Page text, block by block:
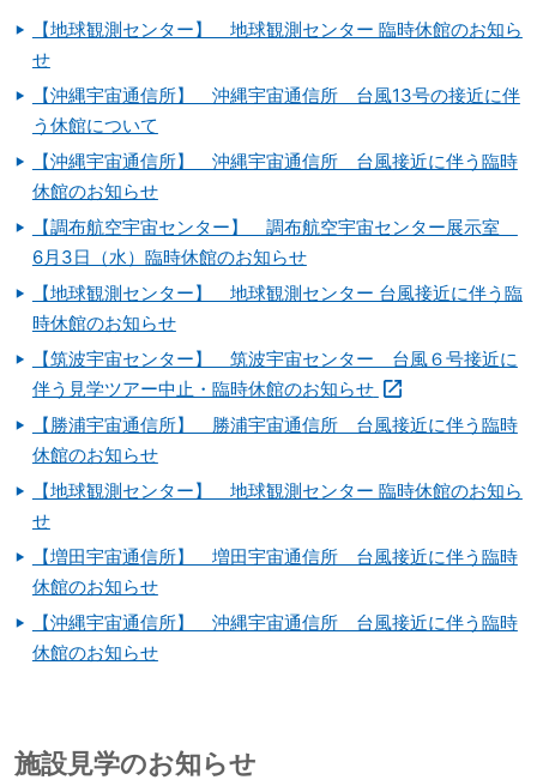
【地球観測センター】 地球観測センター 臨時休館のお知ら
せ
【沖縄宇宙通信所】 沖縄宇宙通信所 台風13号の接近に伴
う休館について
【沖縄宇宙通信所】 沖縄宇宙通信所 台風接近に伴う臨時
休館のお知らせ
【調布航空宇宙センター】 調布航空宇宙センター展示室
6月3日（水）臨時休館のお知らせ
【地球観測センター】 地球観測センター 台風接近に伴う臨
時休館のお知らせ
【筑波宇宙センター】 筑波宇宙センター 台風６号接近に
伴う見学ツアー中止・臨時休館のお知らせ
【勝浦宇宙通信所】 勝浦宇宙通信所 台風接近に伴う臨時
休館のお知らせ
【地球観測センター】 地球観測センター 臨時休館のお知ら
せ
【増田宇宙通信所】 増田宇宙通信所 台風接近に伴う臨時
休館のお知らせ
【沖縄宇宙通信所】 沖縄宇宙通信所 台風接近に伴う臨時
休館のお知らせ
施設見学のお知らせ